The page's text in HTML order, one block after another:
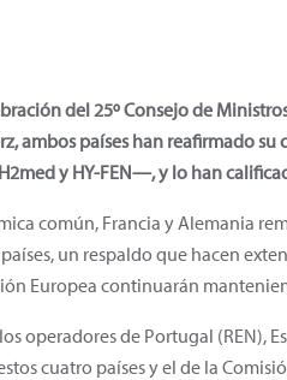
del 25º Consejo de
ambos países han reafirmado
y HY-FEN—, y lo han
común, Francia y Alemania
un respaldo que hacen
Europea continuarán
operadores de Portugal (REN),
cuatro países y el de la